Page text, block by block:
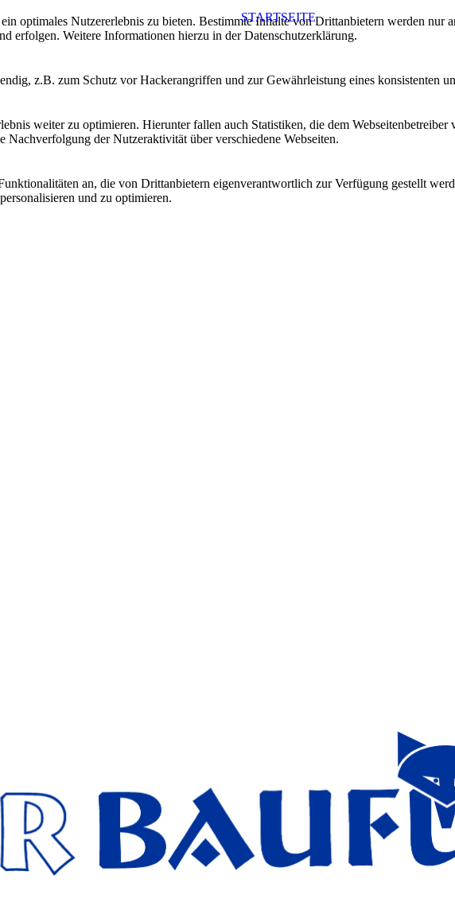
STARTSEITE
optimales Nutzererlebnis zu bieten. Bestimmte Inhalte von Drittanbietern werden nur
erfolgen. Weitere Informationen hierzu in der Datenschutzerklärung.
z.B. zum Schutz vor Hackerangriffen und zur Gewährleistung eines konsistenten
weiter zu optimieren. Hierunter fallen auch Statistiken, die dem
der Nutzeraktivität über verschiedene Webseiten.
an, die von Drittanbietern eigenverantwortlich zur Verfügung gestellt
und zu optimieren.